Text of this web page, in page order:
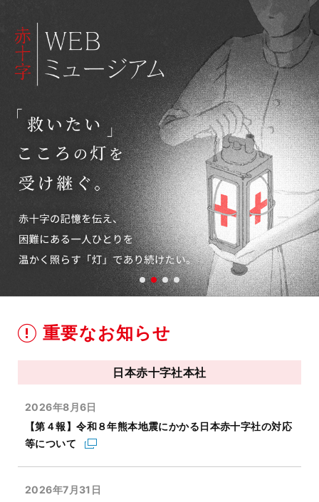
重要なお知らせ
日本赤十字社本社
2026年8月6日
【第４報】令和８年熊本地震にかかる日本赤十字社の対応
等について
2026年7月31日